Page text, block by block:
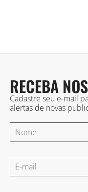
RECEBA
Cadastre seu e-mail
alertas de novas